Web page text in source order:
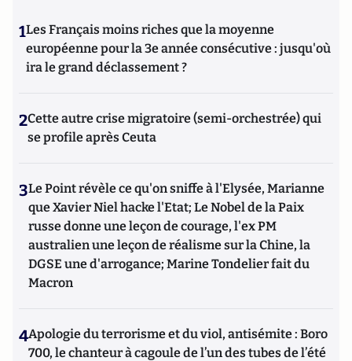
1Les Français moins riches que la moyenne
européenne pour la 3e année consécutive : jusqu'où
ira le grand déclassement ?
2Cette autre crise migratoire (semi-orchestrée) qui
se profile après Ceuta
3Le Point révèle ce qu'on sniffe à l'Elysée, Marianne
que Xavier Niel hacke l'Etat; Le Nobel de la Paix
russe donne une leçon de courage, l'ex PM
australien une leçon de réalisme sur la Chine, la
DGSE une d'arrogance; Marine Tondelier fait du
Macron
4Apologie du terrorisme et du viol, antisémite : Boro
700, le chanteur à cagoule de l’un des tubes de l’été